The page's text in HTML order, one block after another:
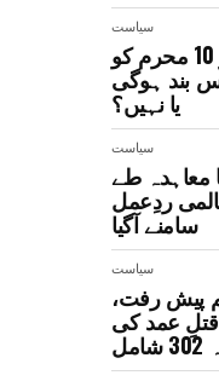
سیاست
خیبر پختونخوا میں 9 اور 10 محرم کو
بند ہوگی
یا نہیں؟
سیاست
معاہدہ طے
ردِعمل
سامنے آگیا
سیاست
پیش رفت،
عمد کی